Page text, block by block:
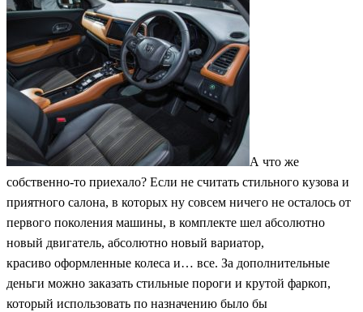
А что же
собственно-то приехало? Если не считать стильного кузова и
приятного салона, в которых ну совсем ничего не осталось от
первого поколения машины, в комплекте шел абсолютно
новый двигатель, абсолютно новый вариатор,
красиво оформленные колеса и… все. За дополнительные
деньги можно заказать стильные пороги и крутой фаркоп,
который использовать по назначению было бы